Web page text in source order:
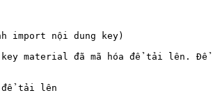
import nội dung key)
material đã mã hóa để tải lên.
để tải lên